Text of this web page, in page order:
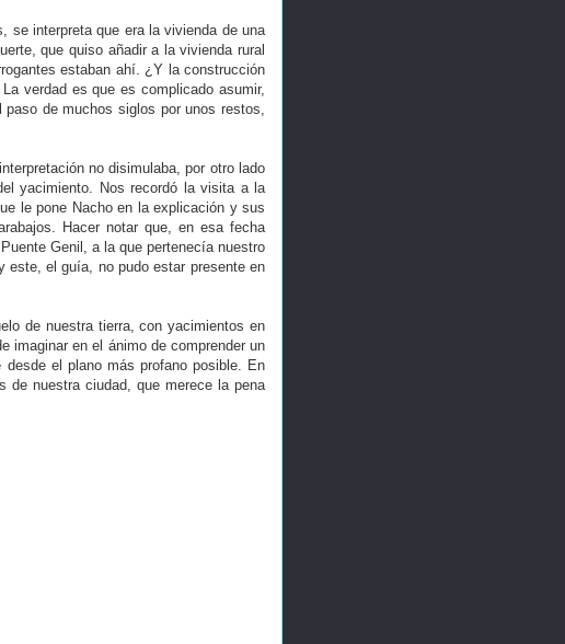
se interpreta que era la vivienda de una
que quiso añadir a la vivienda rural
estaban ahí. ¿Y la construcción
verdad es que es complicado asumir,
de muchos siglos por unos restos,
no disimulaba, por otro lado
yacimiento. Nos recordó la visita a la
le pone Nacho en la explicación y sus
Hacer notar que, en esa fecha
Genil, a la que pertenecía nuestro
el guía, no pudo estar presente en
de nuestra tierra, con yacimientos en
imaginar en el ánimo de comprender un
desde el plano más profano posible. En
de nuestra ciudad, que merece la pena